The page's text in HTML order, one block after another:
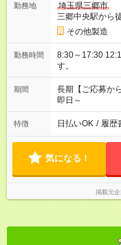
勤務地
埼玉県三郷市
三郷中央駅から
その他製造
勤務時間
8:30～17:30 12:15～20:15 ※表記のう
す。
期間
長期【ご応募か
即日～
特徴 日払いOK / 履歴
気になる！
掲載元企